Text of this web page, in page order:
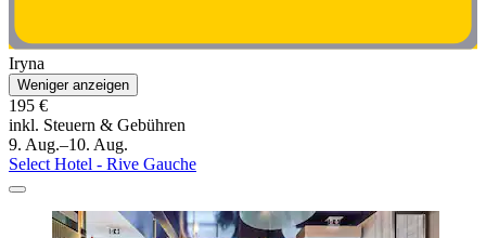
Iryna
Weniger anzeigen
195 €
inkl. Steuern & Gebühren
9. Aug.–10. Aug.
Select Hotel - Rive Gauche